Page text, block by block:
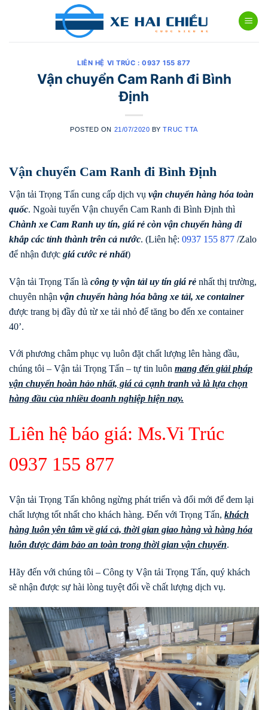
LIÊN HỆ VI TRÚC : 0937 155 877
Vận chuyển Cam Ranh đi Bình
Định
POSTED ON 21/07/2020 BYTRUC TTA
Vận chuyển Cam Ranh đi Bình Định
Vận tải Trọng Tấn cung cấp dịch vụ vận chuyển hàng hóa toàn
quốc. Ngoài tuyến Vận chuyển Cam Ranh đi Bình Định thì
Chành xe Cam Ranh uy tín, giá rẻ còn vận chuyển hàng đi
khắp các tỉnh thành trên cả nước. (Liên hệ: 0937 155 877 /Zalo
để nhận được giá cước rẻ nhất)
Vận tải Trọng Tấn là công ty vận tải uy tín giá rẻ nhất thị trường,
chuyên nhận vận chuyển hàng hóa bằng xe tải, xe container
được trang bị đầy đủ từ xe tải nhỏ để tăng bo đến xe container
40’.
Với phương châm phục vụ luôn đặt chất lượng lên hàng đầu,
chúng tôi – Vận tải Trọng Tấn – tự tin luôn mang đến giải pháp
vận chuyển hoàn hảo nhất, giá cả cạnh tranh và là lựa chọn
hàng đầu của nhiều doanh nghiệp hiện nay.
Liên hệ báo giá: Ms.Vi Trúc
0937 155 877
Vận tải Trọng Tấn không ngừng phát triển và đổi mới để đem lại
chất lượng tốt nhất cho khách hàng. Đến với Trọng Tấn, khách
hàng luôn yên tâm về giá cả, thời gian giao hàng và hàng hóa
luôn được đảm bảo an toàn trong thời gian vận chuyển.
Hãy đến với chúng tôi – Công ty Vận tải Trọng Tấn, quý khách
sẽ nhận được sự hài lòng tuyệt đối về chất lượng dịch vụ.